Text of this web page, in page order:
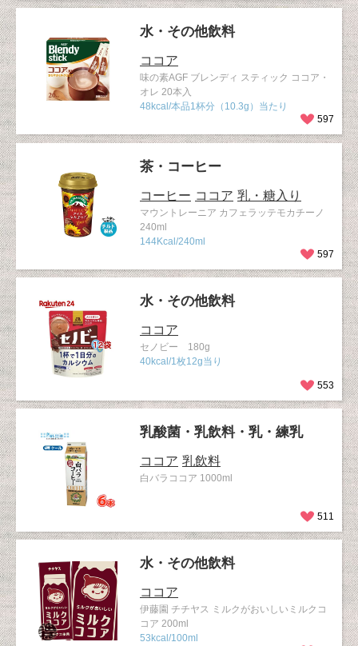
水・その他飲料
ココア
味の素AGF ブレンディ スティック ココア・
オレ 20本入
48kcal/本品1杯分（10.3g）当たり
597
茶・コーヒー
コーヒー ココア 乳・糖入り
マウントレーニア カフェラッテモカチーノ
240ml
144Kcal/240ml
597
水・その他飲料
ココア
セノビー 180g
40kcal/1枚12g当り
553
乳酸菌・乳飲料・乳・練乳
ココア 乳飲料
白バラココア 1000ml
511
水・その他飲料
ココア
伊藤園 チチヤス ミルクがおいしいミルクコ
コア 200ml
53kcal/100ml